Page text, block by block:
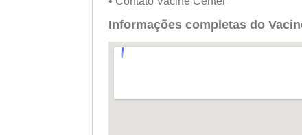
Informações completas do